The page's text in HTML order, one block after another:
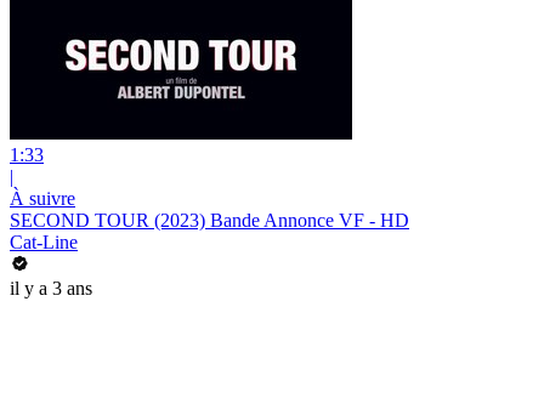
1:33
|
À suivre
SECOND TOUR (2023) Bande Annonce VF - HD
Cat-Line
il y a 3 ans